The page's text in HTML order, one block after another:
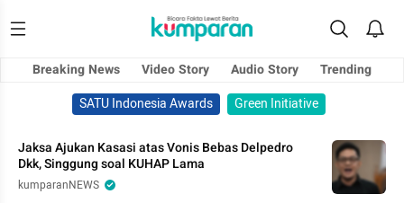
Breaking News Video Story Audio Story
Trending
SATU Indonesia Awards
Green Initiative
Jaksa Ajukan Kasasi atas Vonis Bebas Delpedro
Dkk, Singgung soal KUHAP Lama
kumparanNEWS